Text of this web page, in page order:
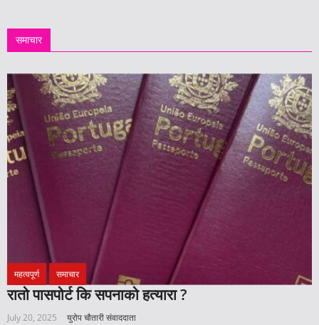
समाचार
महत्वपूर्ण समाचार
रातो पासपोर्ट कि सपनाको हत्यारा ?
July 20, 2025 युरोप चौतारी संवाददाता